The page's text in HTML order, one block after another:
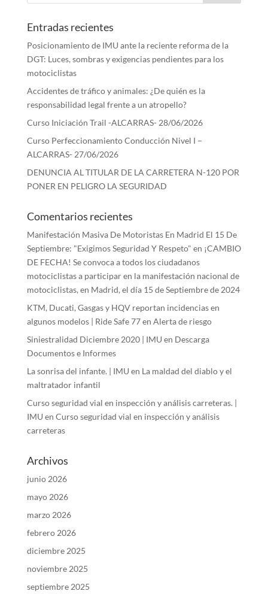
Entradas recientes
Posicionamiento de IMU ante la reciente reforma de la
DGT: Luces, sombras y exigencias pendientes para los
motociclistas
Accidentes de tráfico y animales: ¿De quién es la
responsabilidad legal frente a un atropello?
Curso Iniciación Trail -ALCARRAS- 28/06/2026
Curso Perfeccionamiento Conducción Nivel I –
ALCARRAS- 27/06/2026
DENUNCIA AL TITULAR DE LA CARRETERA N-120 POR
PONER EN PELIGRO LA SEGURIDAD
Comentarios recientes
Manifestación Masiva De Motoristas En Madrid El 15 De
Septiembre: "Exigimos Seguridad Y Respeto" en ¡CAMBIO
DE FECHA! Se convoca a todos los ciudadanos
motociclistas a participar en la manifestación nacional de
motociclistas, en Madrid, el día 15 de Septiembre de 2024
KTM, Ducati, Gasgas y HQV reportan incidencias en
algunos modelos | Ride Safe 77en Alerta de riesgo
Siniestralidad Diciembre 2020 | IMU en Descarga
Documentos e Informes
La sonrisa del infante. | IMU en La maldad del diablo y el
maltratador infantil
Curso seguridad vial en inspección y análisis carreteras. |
IMU en Curso seguridad vial en inspección y análisis
carreteras
Archivos
junio 2026
mayo 2026
marzo 2026
febrero 2026
diciembre 2025
noviembre 2025
septiembre 2025